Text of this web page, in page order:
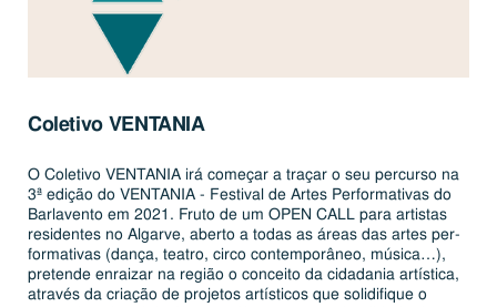
Co­le­tivoVEN­TA­NIA
O Coletivo VENTANIA irá começar a traçar o seu percurso na
3ª edição do VENTANIA - Festival de Artes Per­for­ma­ti­vas do
Bar­la­vento em 2021. Fruto de um OPEN CALL para artistas
re­si­den­tes no Algarve, aberto a todas as áreas das artes per­
for­ma­ti­vas (dança, teatro, circo con­tem­po­râ­neo, música…),
pretende enraizar na região o conceito da ci­da­da­nia ar­tís­tica,
através da criação de projetos ar­tís­ti­cos que so­li­di­fi­que o